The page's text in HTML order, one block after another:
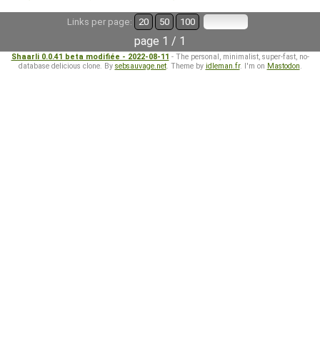
Links per page: 20 50 100
page 1 / 1
Shaarli 0.0.41 beta modifiée - 2022-08-11 - The personal, minimalist, super-fast, no-
database delicious clone. By sebsauvage.net. Theme by idleman.fr. I'm on Mastodon.